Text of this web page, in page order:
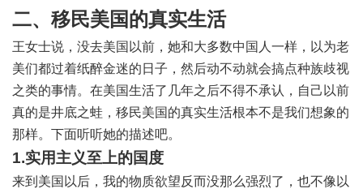
二、移民美国的真实生活
王女士说，没去美国以前，她和大多数中国人一样，以为老
美们都过着纸醉金迷的日子，然后动不动就会搞点种族歧视
之类的事情。在美国生活了几年之后不得不承认，自己以前
真的是井底之蛙，移民美国的真实生活根本不是我们想象的
那样。下面听听她的描述吧。
1.实用主义至上的国度
来到美国以后，我的物质欲望反而没那么强烈了，也不像以